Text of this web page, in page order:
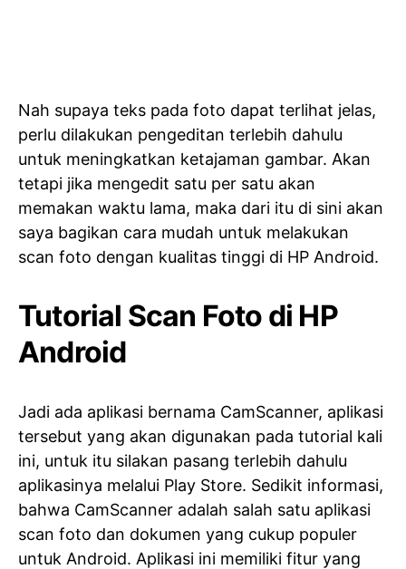
Nah supaya teks pada foto dapat terlihat jelas,
perlu dilakukan pengeditan terlebih dahulu
untuk meningkatkan ketajaman gambar. Akan
tetapi jika mengedit satu per satu akan
memakan waktu lama, maka dari itu di sini akan
saya bagikan cara mudah untuk melakukan
scan foto dengan kualitas tinggi di HP Android.
Tutorial Scan Foto di HP
Android
Jadi ada aplikasi bernama CamScanner, aplikasi
tersebut yang akan digunakan pada tutorial kali
ini, untuk itu silakan pasang terlebih dahulu
aplikasinya melalui Play Store. Sedikit informasi,
bahwa CamScanner adalah salah satu aplikasi
scan foto dan dokumen yang cukup populer
untuk Android. Aplikasi ini memiliki fitur yang